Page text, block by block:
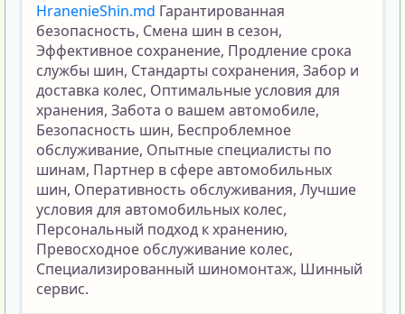
HranenieShin.md Гарантированная
безопасность, Смена шин в сезон,
Эффективное сохранение, Продление срока
службы шин, Стандарты сохранения, Забор и
доставка колес, Оптимальные условия для
хранения, Забота о вашем автомобиле,
Безопасность шин, Беспроблемное
обслуживание, Опытные специалисты по
шинам, Партнер в сфере автомобильных
шин, Оперативность обслуживания, Лучшие
условия для автомобильных колес,
Персональный подход к хранению,
Превосходное обслуживание колес,
Специализированный шиномонтаж, Шинный
сервис.